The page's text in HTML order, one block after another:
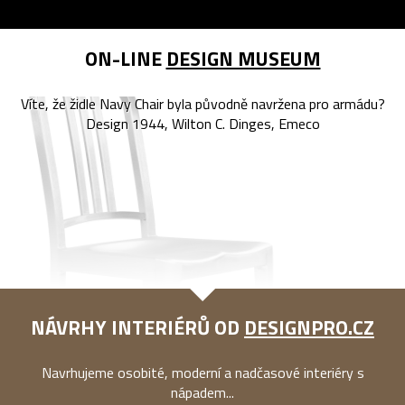
ON-LINE DESIGN MUSEUM
Víte, že židle Navy Chair byla původně navržena pro armádu?
Design 1944, Wilton C. Dinges, Emeco
NÁVRHY INTERIÉRŮ OD DESIGNPRO.CZ
Navrhujeme osobité, moderní a nadčasové interiéry s
nápadem...